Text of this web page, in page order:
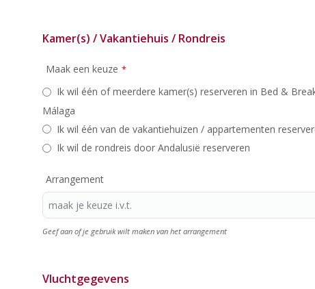
Kamer(s) / Vakantiehuis / Rondreis
Maak een keuze *
Ik wil één of meerdere kamer(s) reserveren in Bed &
Málaga
Ik wil één van de vakantiehuizen / appartementen
Ik wil de rondreis door Andalusië reserveren
Arrangement
Geef aan of je gebruik wilt maken van het arrangement
Email *
Vluchtgegevens